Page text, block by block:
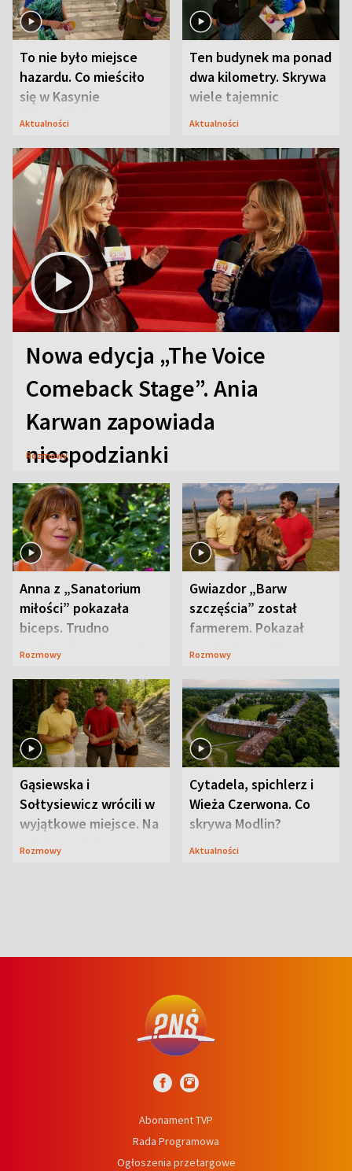
To nie było miejsce
hazardu. Co mieściło
się w Kasynie
Oficerskim?
Aktualności
Ten budynek ma ponad
dwa kilometry. Skrywa
wiele tajemnic
Aktualności
Nowa edycja „The Voice
Comeback Stage”. Ania
Karwan zapowiada
niespodzianki
Rozmowy
Anna z „Sanatorium
miłości” pokazała
biceps. Trudno
uwierzyć, co przeszła
Rozmowy
Gwiazdor „Barw
szczęścia” został
farmerem. Pokazał
swoje niezwykłe
Rozmowy
Gąsiewska i
Sołtysiewicz wrócili w
wyjątkowe miejsce. Na
szlaku czekał
Rozmowy
Cytadela, spichlerz i
Wieża Czerwona. Co
skrywa Modlin?
Aktualności
Abonament TVP
Rada Programowa
Ogłoszenia przetargowe